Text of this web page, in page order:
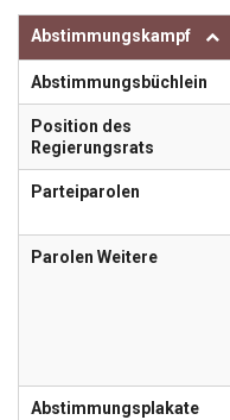
Abstimmungskampf
Abstimmungsbüchlein
Position des
Regierungsrats
Parteiparolen
Parolen Weitere
Abstimmungsplakate